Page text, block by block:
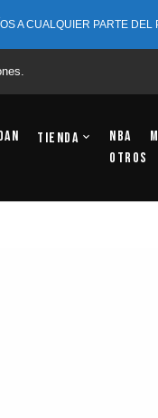
A CUALQUIER PARTE
Tienda NBA
OTROS